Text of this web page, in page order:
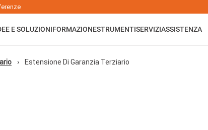
E SOLUZIONIFORMAZIONESTRUMENTISERVIZIASSISTENZA
Estensione Di Garanzia Terziario